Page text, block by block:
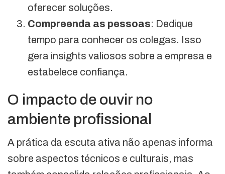
oferecer soluções.
Compreenda as pessoas: Dedique
tempo para conhecer os colegas. Isso
gera insights valiosos sobre a empresa e
estabelece confiança.
O impacto de ouvir no
ambiente profissional
A prática da escuta ativa não apenas informa
sobre aspectos técnicos e culturais, mas